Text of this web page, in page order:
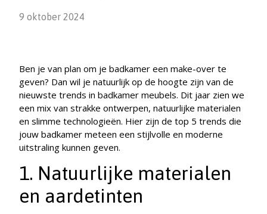
9 oktober 2024
Ben je van plan om je badkamer een make-over te
geven? Dan wil je natuurlijk op de hoogte zijn van de
nieuwste trends in badkamer meubels. Dit jaar zien we
een mix van strakke ontwerpen, natuurlijke materialen
en slimme technologieën. Hier zijn de top 5 trends die
jouw badkamer meteen een stijlvolle en moderne
uitstraling kunnen geven.
1. Natuurlijke materialen
en aardetinten